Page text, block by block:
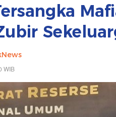
WIB